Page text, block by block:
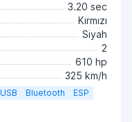
3.20 sec
Kırmızı
Siyah
2
610 hp
325 km/h
USB Bluetooth
ESP